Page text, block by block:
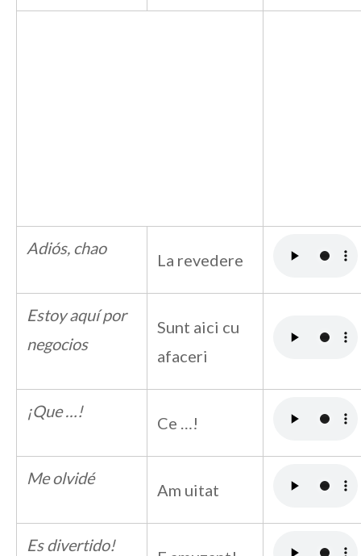
Adiós, chao
La revedere
Estoy aquí por
negocios
Sunt aici cu
afaceri
¡Que …!
Ce …!
Me olvidé
Am uitat
Es divertido!